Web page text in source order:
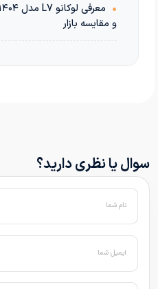
•
و مقایسه بازار
سوال یا نظری دارید؟
نام شما
ایمیل شما